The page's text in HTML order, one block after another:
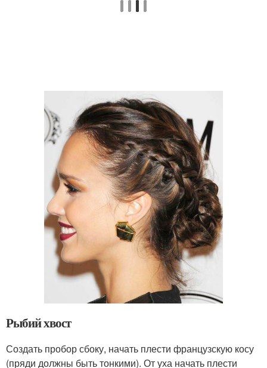
Рыбий хвост
Создать пробор сбоку, начать плести французскую косу
(пряди должны быть тонкими). От уха начать плести